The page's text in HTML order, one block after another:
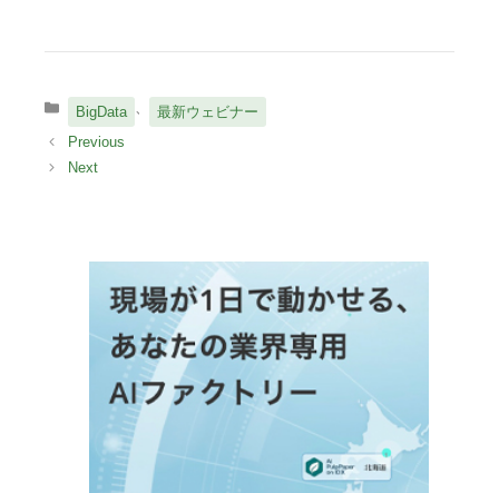
カ
テ
ゴ
リ
BigData 、 最新ウェビナー